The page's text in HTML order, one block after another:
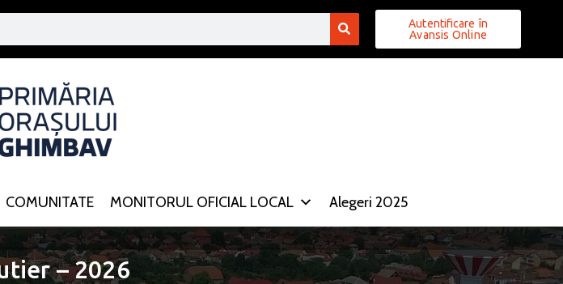
Autentificare în
Avansis Online
COMUNITATE MONITORUL OFICIAL LOCAL Alegeri 2025
– 2026